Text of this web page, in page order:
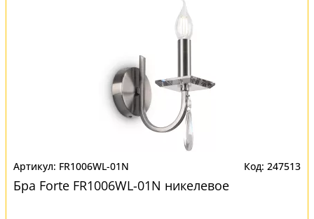
FR1006WL-01N 247513
Бра Forte FR1006WL-01N никелевое